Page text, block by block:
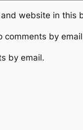
website in this
comments by
by email.